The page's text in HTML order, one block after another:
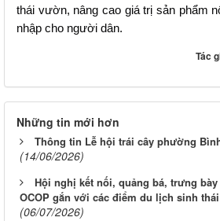
thái vườn, nâng cao giá trị sản phẩm
nhập cho người dân.
Tác
Những tin mới hơn
Thông tin Lễ hội trái cây phường
(14/06/2026)
Hội nghị kết nối, quảng bá, trưng
OCOP gắn với các điểm du lịch sinh
(06/07/2026)